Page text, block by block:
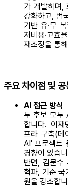
가 개발하며,
강화하고, 범
기반 유·무
저비용·고효
재조정을 통
주요 차이점 및 공
AI 접근 방식
두 후보 모두
합니다. 이재
프라 구축(데
AI' 프로젝트
경향이 있습
반면, 김문수
혁파, 기준
원을 강조합